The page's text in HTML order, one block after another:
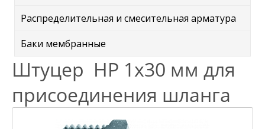
Распределительная и смесительная арматура
Баки мембранные
Штуцер НР 1х30 мм для
присоединения шланга